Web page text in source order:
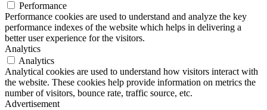
Performance
Performance cookies are used to understand and analyze the key
performance indexes of the website which helps in delivering a
better user experience for the visitors.
Analytics
Analytics
Analytical cookies are used to understand how visitors interact with
the website. These cookies help provide information on metrics the
number of visitors, bounce rate, traffic source, etc.
Advertisement